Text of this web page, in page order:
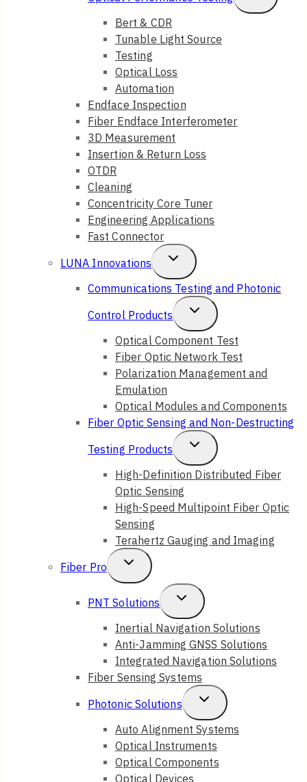
Menu
Child
Bert & CDR
Tunable Light Source
Testing
Optical Loss
Automation
Endface Inspection
Fiber Endface Interferometer
3D Measurement
Insertion & Return Loss
OTDR
Cleaning
Concentricity Core Tuner
Engineering Applications
Fast Connector
LUNA Innovations
Toggle
Child
Menu
Communications Testing and Photonic
Control Products
Toggle
Child
Menu
Optical Component Test
Fiber Optic Network Test
Polarization Management and
Emulation
Optical Modules and Components
Fiber Optic Sensing and Non-Destructing
Testing Products
Toggle
Child
High-Definition Distributed Fiber
Optic Sensing
High-Speed Multipoint Fiber Optic
Sensing
Terahertz Gauging and Imaging
Fiber Pro
Toggle
Child
Menu
PNT Solutions
Toggle
Child
Menu
Inertial Navigation Solutions
Anti-Jamming GNSS Solutions
Integrated Navigation Solutions
Fiber Sensing Systems
Photonic Solutions
Toggle
Child
Menu
Auto Alignment Systems
Optical Instruments
Optical Components
Optical Devices